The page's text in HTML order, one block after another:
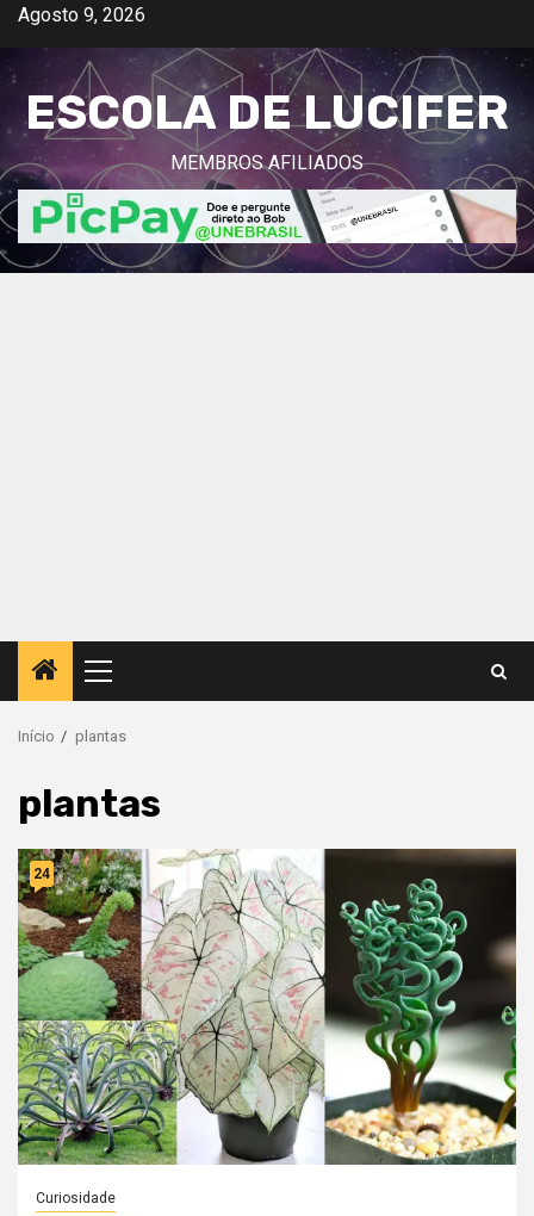
Avançar
o
conteúdo
Agosto 9, 2026
ESCOLA DE LUCIFER
MEMBROS AFILIADOS
Menu
principal
Início plantas
plantas
24
Curiosidade